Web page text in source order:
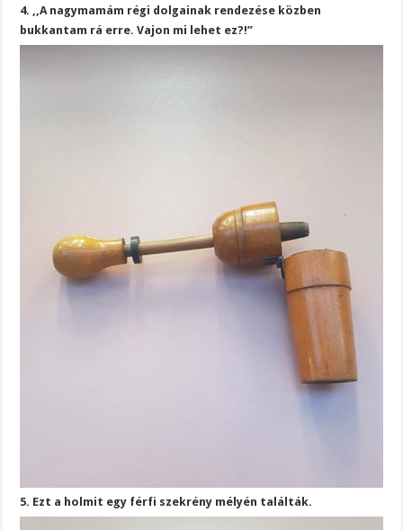
4. ,,A nagymamám régi dolgainak rendezése közben
bukkantam rá erre. Vajon mi lehet ez?!”
5. Ezt a holmit egy férfi szekrény mélyén találták.